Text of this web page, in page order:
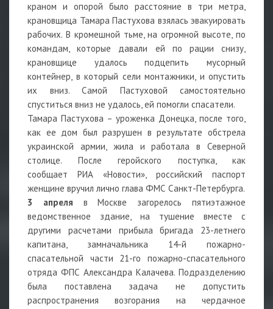
краном и опорой было расстояние в три метра,
крановщица Тамара Пастухова взялась эвакуировать
рабочих. В кромешной тьме, на огромной высоте, по
командам, которые давали ей по рации снизу,
крановщице удалось подцепить мусорный
контейнер, в который сели монтажники, и опустить
их вниз. Самой Пастуховой самостоятельно
спуститься вниз не удалось, ей помогли спасатели.
Тамара Пастухова – уроженка Донецка, после того,
как ее дом был разрушен в результате обстрела
украинской армии, жила и работала в Северной
столице. После геройского поступка, как
сообщает РИА «Новости», российский паспорт
женщине вручил лично глава ФМС Санкт-Петербурга.
3 апреля в Москве загорелось пятиэтажное
ведомственное здание, на тушение вместе с
другими расчетами прибыла бригада 23-летнего
капитана, замначальника 14-й пожарно-
спасательной части 21-го пожарно-спасательного
отряда ФПС Александра Калачева. Подразделению
была поставлена задача не допустить
распространения возгорания на чердачное